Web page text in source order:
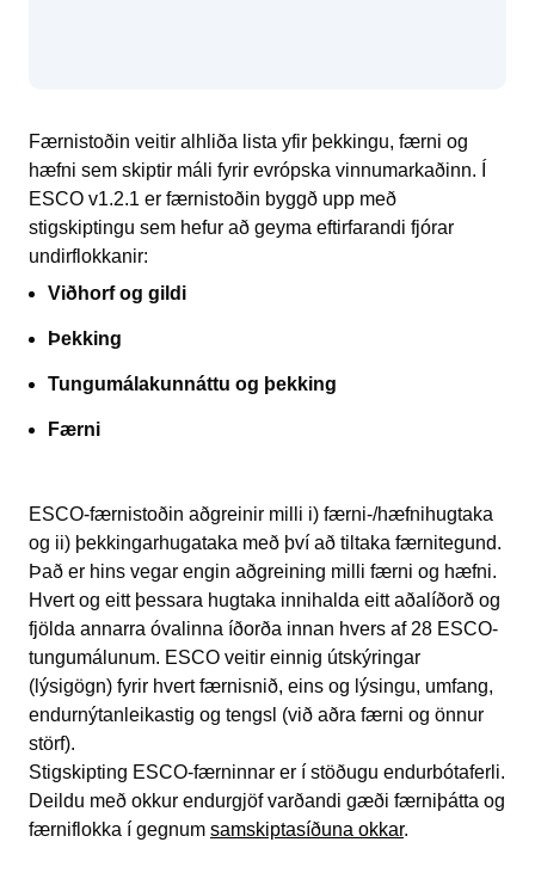
Færnistoðin veitir alhliða lista yfir þekkingu, færni og
hæfni sem skiptir máli fyrir evrópska vinnumarkaðinn. Í
ESCO v1.2.1 er færnistoðin byggð upp með
stigskiptingu sem hefur að geyma eftirfarandi fjórar
undirflokkanir:
Viðhorf og gildi
Þekking
Tungumálakunnáttu og þekking
Færni
ESCO-færnistoðin aðgreinir milli i) færni-/hæfnihugtaka
og ii) þekkingarhugataka með því að tiltaka færnitegund.
Það er hins vegar engin aðgreining milli færni og hæfni.
Hvert og eitt þessara hugtaka innihalda eitt aðalíðorð og
fjölda annarra óvalinna íðorða innan hvers af 28 ESCO-
tungumálunum. ESCO veitir einnig útskýringar
(lýsigögn) fyrir hvert færnisnið, eins og lýsingu, umfang,
endurnýtanleikastig og tengsl (við aðra færni og önnur
störf).
Stigskipting ESCO-færninnar er í stöðugu endurbótaferli.
Deildu með okkur endurgjöf varðandi gæði færniþátta og
færniflokka í gegnum samskiptasíðuna okkar.